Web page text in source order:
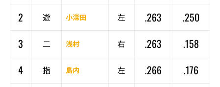
2
遊 小深田 左 .263
.250
3
二 浅村 右 .263
.158
4
指 島内 左 .266
.176